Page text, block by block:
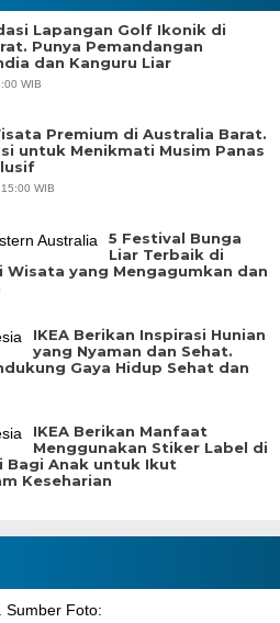
Lapangan Golf Ikonik di
Punya Pemandangan
dan Kanguru Liar
WIB
Premium di Australia Barat.
untuk Menikmati Musim Panas
WIB
5 Festival Bunga
Liar Terbaik di
yang Mengagumkan dan
IKEA Berikan Inspirasi Hunian
yang Nyaman dan Sehat.
Gaya Hidup Sehat dan
IKEA Berikan Manfaat
Menggunakan Stiker Label di
Bagi Anak untuk Ikut
Keseharian